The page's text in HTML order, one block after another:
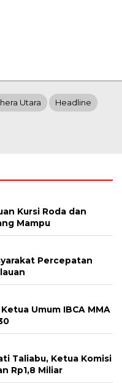
Utara Headline
Kursi Roda dan
Mampu
Percepatan
Umum IBCA MMA
Taliabu, Ketua Komisi
Rp1,8 Miliar